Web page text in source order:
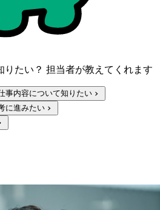
りたい？ 担当者が教えてくれます
事内容について知りたい
に進みたい